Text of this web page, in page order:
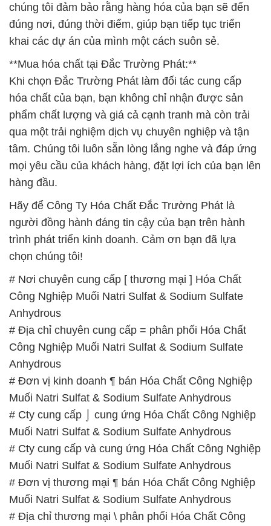
chúng tôi đảm bảo rằng hàng hóa của bạn sẽ đến
đúng nơi, đúng thời điểm, giúp bạn tiếp tục triển
khai các dự án của mình một cách suôn sẻ.
**Mua hóa chất tại Đắc Trường Phát:**
Khi chọn Đắc Trường Phát làm đối tác cung cấp
hóa chất của bạn, bạn không chỉ nhận được sản
phẩm chất lượng và giá cả cạnh tranh mà còn trải
qua một trải nghiệm dịch vụ chuyên nghiệp và tận
tâm. Chúng tôi luôn sẵn lòng lắng nghe và đáp ứng
mọi yêu cầu của khách hàng, đặt lợi ích của bạn lên
hàng đầu.
Hãy để Công Ty Hóa Chất Đắc Trường Phát là
người đồng hành đáng tin cậy của bạn trên hành
trình phát triển kinh doanh. Cảm ơn bạn đã lựa
chọn chúng tôi!
# Nơi chuyên cung cấp [ thương mại ] Hóa Chất
Công Nghiệp Muối Natri Sulfat & Sodium Sulfate
Anhydrous
# Địa chỉ chuyên cung cấp = phân phối Hóa Chất
Công Nghiệp Muối Natri Sulfat & Sodium Sulfate
Anhydrous
# Đơn vị kinh doanh ¶ bán Hóa Chất Công Nghiệp
Muối Natri Sulfat & Sodium Sulfate Anhydrous
# Cty cung cấp ⌡ cung ứng Hóa Chất Công Nghiệp
Muối Natri Sulfat & Sodium Sulfate Anhydrous
# Cty cung cấp và cung ứng Hóa Chất Công Nghiệp
Muối Natri Sulfat & Sodium Sulfate Anhydrous
# Đơn vị thương mại ¶ bán Hóa Chất Công Nghiệp
Muối Natri Sulfat & Sodium Sulfate Anhydrous
# Địa chỉ thương mại \ phân phối Hóa Chất Công